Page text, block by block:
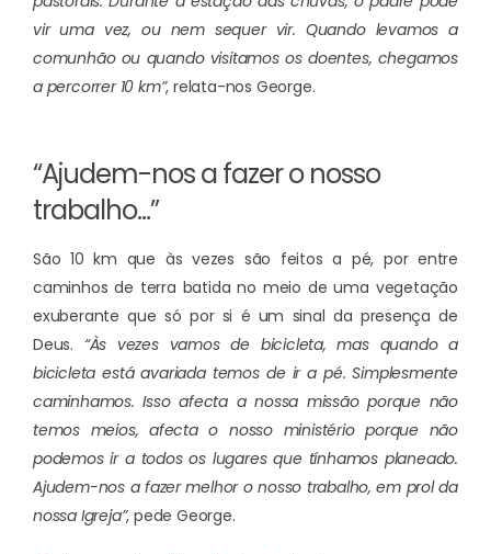
vir uma vez, ou nem sequer vir. Quando levamos a
comunhão ou quando visitamos os doentes, chegamos
a percorrer 10 km”, relata-nos George.
“Ajudem-nos a fazer o nosso
trabalho…”
São 10 km que às vezes são feitos a pé, por entre
caminhos de terra batida no meio de uma vegetação
exuberante que só por si é um sinal da presença de
Deus. “Às vezes vamos de bicicleta, mas quando a
bicicleta está avariada temos de ir a pé. Simplesmente
caminhamos. Isso afecta a nossa missão porque não
temos meios, afecta o nosso ministério porque não
podemos ir a todos os lugares que tínhamos planeado.
Ajudem-nos a fazer melhor o nosso trabalho, em prol da
nossa Igreja”, pede George.